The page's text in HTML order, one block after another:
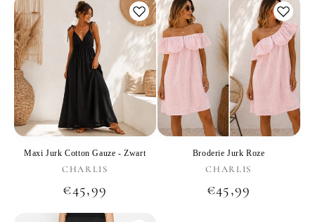
Maxi Jurk Cotton Gauze - Zwart
Verkoper:
CHARLIS
Normale
prijs
€45,99
Broderie Jurk Roze
Verkoper:
CHARLIS
Normale
€45,99